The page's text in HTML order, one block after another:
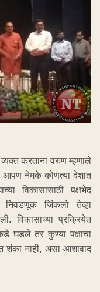
करताना वरुण म्हणाले
नेमके कोणत्या देशात
विकासासाठी पक्षभेद
जिंकलो तेव्हा
विकासाच्या प्रक्रियेत
घडले तर कुण्या पक्षाचा
शंका नाही, असा आशावाद